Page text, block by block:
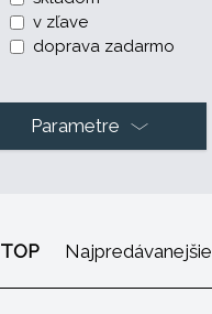
v zľave
doprava zadarmo
Parametre
TOP Najpredávanejšie